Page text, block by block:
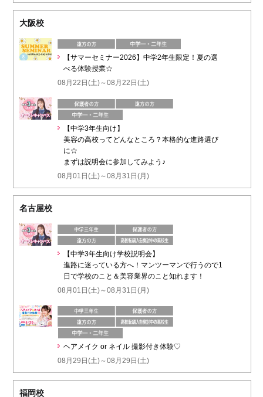
大阪校
【サマーセミナー2026】中学2年生限定！夏の選
べる体験授業☆
08月22日(土)～08月22日(土)
【中学3年生向け】
美容の高校ってどんなところ？本格的な進路選び
に☆
まずは説明会に参加してみよう♪
08月01日(土)～08月31日(月)
名古屋校
【中学3年生向け学校説明会】
進路に迷っている方へ！マンツーマンで行うので1
日で学校のこと＆美容業界のこと知れます！
08月01日(土)～08月31日(月)
ヘアメイク or ネイル 撮影付き体験♡
08月29日(土)～08月29日(土)
福岡校